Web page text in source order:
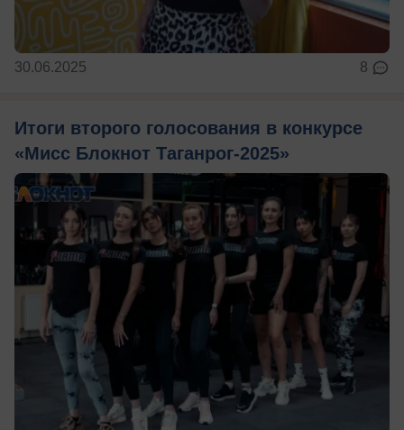
30.06.2025 8
Итоги второго голосования в конкурсе
«Мисс Блокнот Таганрог-2025»